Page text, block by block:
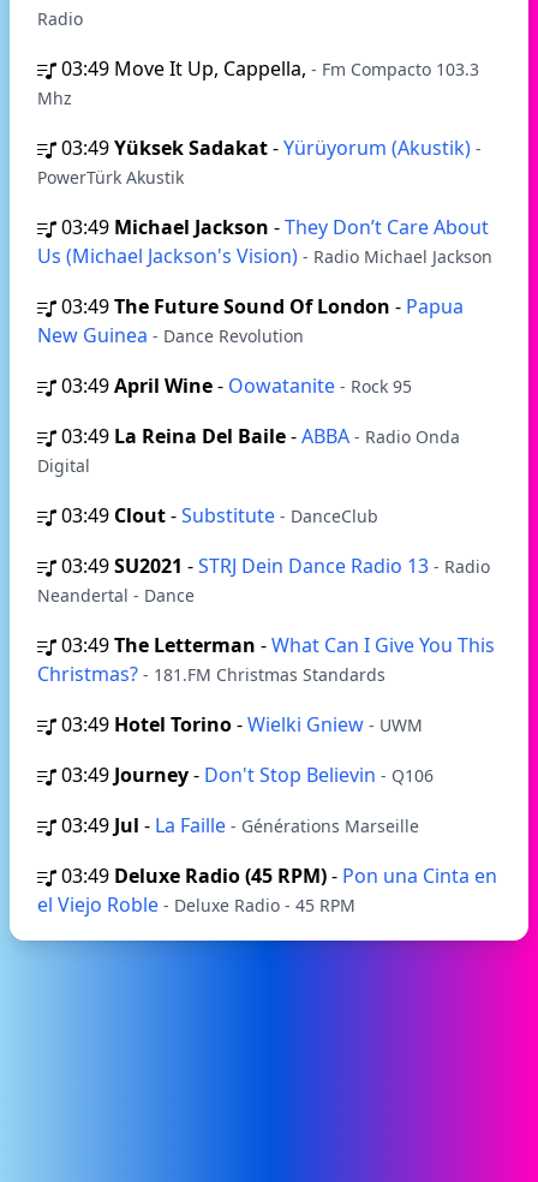
Radio
03:49 Move It Up, Cappella, - Fm Compacto 103.3
Mhz
03:49Yüksek Sadakat-Yürüyorum (Akustik) -
PowerTürk Akustik
03:49 Michael Jackson -They Don’t Care About
Us (Michael Jackson's Vision) - Radio Michael Jackson
03:49The Future Sound Of London - Papua
New Guinea - Dance Revolution
03:49April Wine- Oowatanite - Rock 95
03:49 La Reina Del Baile-ABBA - Radio Onda
Digital
03:49 Clout-Substitute - DanceClub
03:49SU2021 -STRJ Dein Dance Radio 13 - Radio
Neandertal - Dance
03:49The Letterman -What Can I Give You This
Christmas? - 181.FM Christmas Standards
03:49 Hotel Torino-Wielki Gniew - UWM
03:49 Journey- Don't Stop Believin - Q106
03:49 Jul - La Faille - Générations Marseille
03:49 Deluxe Radio (45 RPM)- Pon una Cinta en
el Viejo Roble - Deluxe Radio - 45 RPM